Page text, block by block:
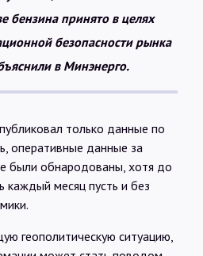
бензина принято в целях
безопасности рынка
в Минэнерго.
только данные по
оперативные данные за
были обнародованы, хотя до
каждый месяц пусть и без
геополитическую ситуацию,